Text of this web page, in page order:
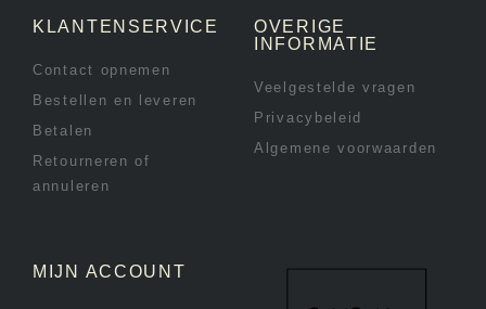
KLANTENSERVICE
Contact opnemen
Bestellen en leveren
Betalen
Retourneren of
annuleren
OVERIGE
INFORMATIE
Veelgestelde vragen
Privacybeleid
Algemene voorwaarden
MIJN ACCOUNT